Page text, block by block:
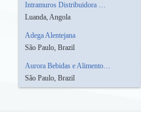
Intramuros Distribuidora …
Luanda, Angola
Adega Alentejana
São Paulo, Brazil
Aurora Bebidas e Alimento…
São Paulo, Brazil